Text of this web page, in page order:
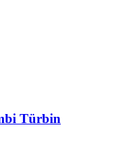
Türbin